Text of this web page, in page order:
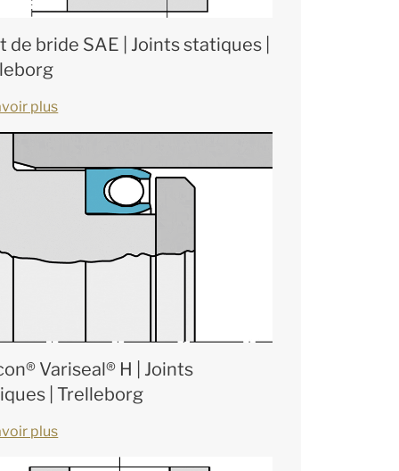
de bride SAE | Joints statiques |
plus
Variseal® H | Joints
| Trelleborg
plus